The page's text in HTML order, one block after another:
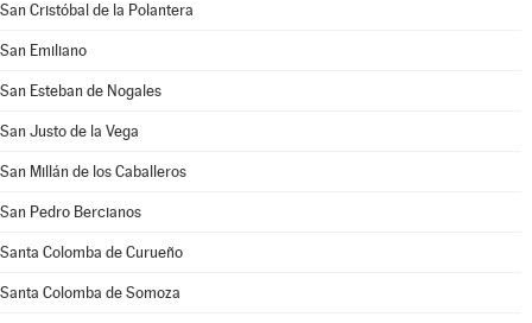
San Cristóbal de la Polantera
San Emiliano
San Esteban de Nogales
San Justo de la Vega
San Millán de los Caballeros
San Pedro Bercianos
Santa Colomba de Curueño
Santa Colomba de Somoza